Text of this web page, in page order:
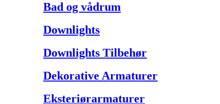
Bad og vådrum
Downlights
Downlights Tilbehør
Dekorative Armaturer
Eksteriørarmaturer